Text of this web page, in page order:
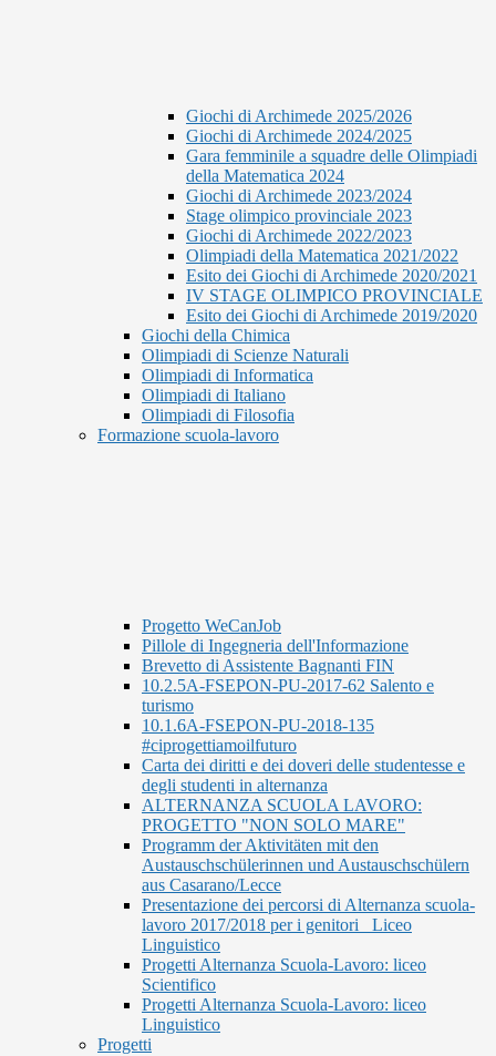
Giochi di Archimede 2025/2026
Giochi di Archimede 2024/2025
Gara femminile a squadre delle Olimpiadi
della Matematica 2024
Giochi di Archimede 2023/2024
Stage olimpico provinciale 2023
Giochi di Archimede 2022/2023
Olimpiadi della Matematica 2021/2022
Esito dei Giochi di Archimede 2020/2021
IV STAGE OLIMPICO PROVINCIALE
Esito dei Giochi di Archimede 2019/2020
Giochi della Chimica
Olimpiadi di Scienze Naturali
Olimpiadi di Informatica
Olimpiadi di Italiano
Olimpiadi di Filosofia
Formazione scuola-lavoro
Progetto WeCanJob
Pillole di Ingegneria dell'Informazione
Brevetto di Assistente Bagnanti FIN
10.2.5A-FSEPON-PU-2017-62 Salento e
turismo
10.1.6A-FSEPON-PU-2018-135
#ciprogettiamoilfuturo
Carta dei diritti e dei doveri delle studentesse e
degli studenti in alternanza
ALTERNANZA SCUOLA LAVORO:
PROGETTO "NON SOLO MARE"
Programm der Aktivitäten mit den
Austauschschülerinnen und Austauschschülern
aus Casarano/Lecce
Presentazione dei percorsi di Alternanza scuola-
lavoro 2017/2018 per i genitori_ Liceo
Linguistico
Progetti Alternanza Scuola-Lavoro: liceo
Scientifico
Progetti Alternanza Scuola-Lavoro: liceo
Linguistico
Progetti